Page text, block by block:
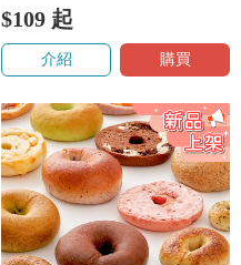
$109 起
介紹 購買